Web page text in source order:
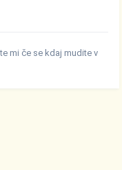
mi če se kdaj mudite v